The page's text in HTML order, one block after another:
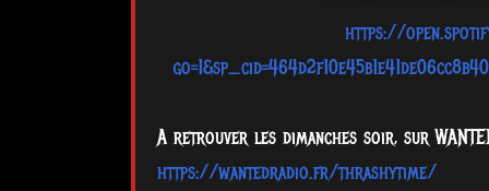
https://
A retrouver les dimanches soir, sur
https://wantedradio.fr/thrashytime/